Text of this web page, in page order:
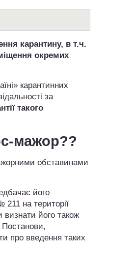
карантину, в т.ч.
окремих
карантинних
за
такого
мажор??
обставинами
його
на території
його також
Постанови,
про введення таких